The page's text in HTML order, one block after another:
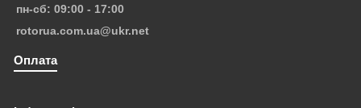
пн-сб: 09:00 - 17:00
rotorua.com.ua@ukr.net
Оплата